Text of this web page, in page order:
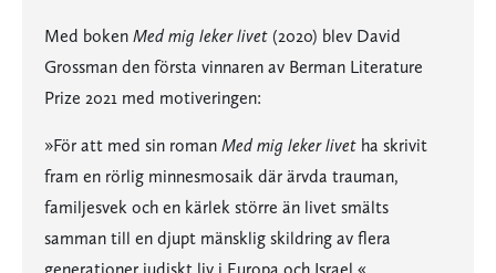
Med boken Med mig leker livet (2020) blev David
Grossman den första vinnaren av Berman Literature
Prize 2021 med motiveringen:
»För att med sin roman Med mig leker livet ha skrivit
fram en rörlig minnesmosaik där ärvda trauman,
familjesvek och en kärlek större än livet smälts
samman till en djupt mänsklig skildring av flera
generationer judiskt liv i Europa och Israel.«